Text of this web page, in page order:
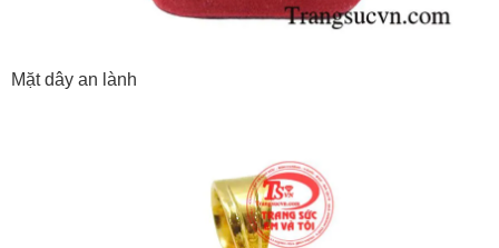
Mặt dây an lành